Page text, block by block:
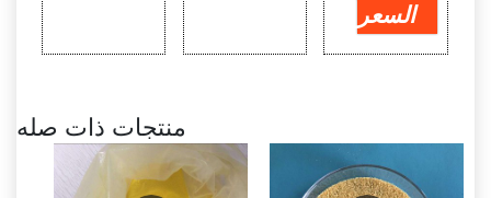
السعر
منتجات ذات صله